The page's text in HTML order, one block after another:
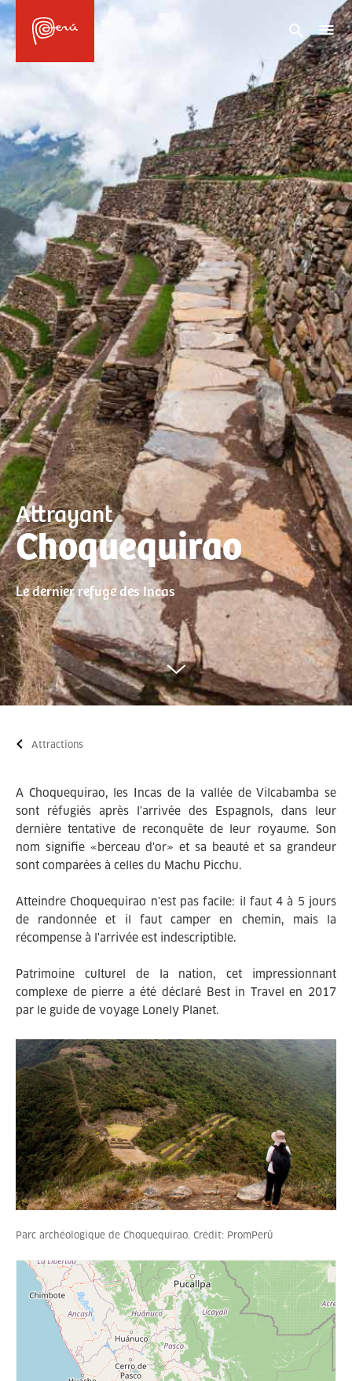
Attrayant
Choquequirao
Le dernier refuge des Incas
Attractions
A Choquequirao, les Incas de la vallée de Vilcabamba se
sont réfugiés après l'arrivée des Espagnols, dans leur
dernière tentative de reconquête de leur royaume. Son
nom signifie «berceau d'or» et sa beauté et sa grandeur
sont comparées à celles du Machu Picchu.
Atteindre Choquequirao n'est pas facile: il faut 4 à 5 jours
de randonnée et il faut camper en chemin, mais la
récompense à l'arrivée est indescriptible.
Patrimoine culturel de la nation, cet impressionnant
complexe de pierre a été déclaré Best in Travel en 2017
par le guide de voyage Lonely Planet.
Parc archéologique de Choquequirao. Crédit: PromPerú